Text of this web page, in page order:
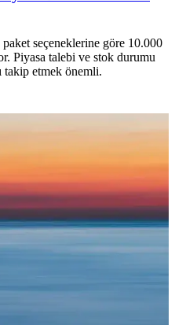
seçeneklerine göre 10.000
Piyasa talebi ve stok durumu
takip etmek önemli.